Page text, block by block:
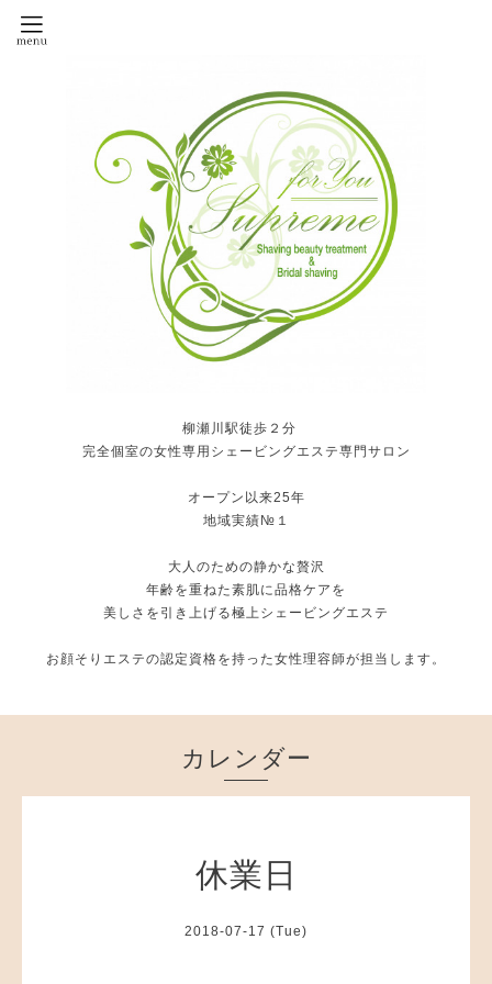
柳瀬川駅徒歩２分
完全個室の女性専用シェービングエステ専門サロン
オープン以来25年
地域実績№１
大人のための静かな贅沢
年齢を重ねた素肌に品格ケアを
美しさを引き上げる極上シェービングエステ
お顔そりエステの認定資格を持った女性理容師が担当します。
カレンダー
休業日
2018-07-17 (Tue)